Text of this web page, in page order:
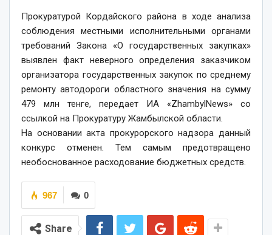
Прокуратурой Кордайского района в ходе анализа
соблюдения местными исполнительными органами
требований Закона «О государственных закупках»
выявлен факт неверного определения заказчиком
организатора государственных закупок по среднему
ремонту автодороги областного значения на сумму
479 млн тенге, передает ИА «ZhambylNews» со
ссылкой на Прокуратуру Жамбылской области.
На основании акта прокурорского надзора данный
конкурс отменен. Тем самым предотвращено
необоснованное расходование бюджетных средств.
0
967
Share